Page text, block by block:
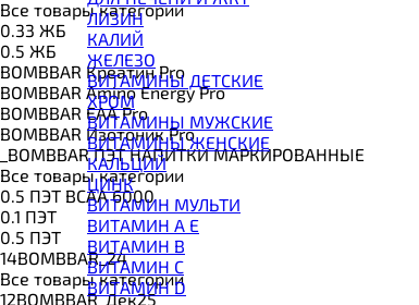
ВОССТАНОВИТЕЛИ
ГЕЙНЕР
ГИАЛУРОНОВАЯ КИСЛОТА
ГЛЮТАМИН
ГУАРАНА
ДЛЯ СУСТАВОВ И СВЯЗОК
ДОБАВКИ ДЛЯ СНА
ЖИРОСЖИГАТЕЛИ
КОЛЛАГЕН
КОЭНЗИМ Q10
КРЕАТИН
ПОЛЕЗНЫЕ ЖИРЫ
ПРОТЕИН
ПРОТЕИНОВОЕ ПЕЧЕНЬЕ
ЛИЗИН
КАЛИЙ
ЖЕЛЕЗО
ВИТАМИНЫ ДЕТСКИЕ
ХРОМ
ВИТАМИНЫ МУЖСКИЕ
ВИТАМИНЫ ЖЕНСКИЕ
КАЛЬЦИЙ
ЦИНК
ВИТАМИН МУЛЬТИ
ВИТАМИН A E
ВИТАМИН B
ВИТАМИН C
ВИТАМИН D
Все товары категории
0.33 ЖБ
0.5 ЖБ
BOMBBAR Креатин Pro
BOMBBAR Amino Energy Pro
BOMBBAR EAA Pro
BOMBBAR Изотоник Pro
_BOMBBAR ПЭТ НАПИТКИ МАРКИРОВАННЫЕ
Все товары категории
0.5 ПЭТ ВСАА 6000
0.1 ПЭТ
0.5 ПЭТ
14BOMBBAR_24
Все товары категории
12BOMBBAR_Дек25